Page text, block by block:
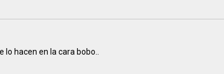
hacen en la cara bobo..